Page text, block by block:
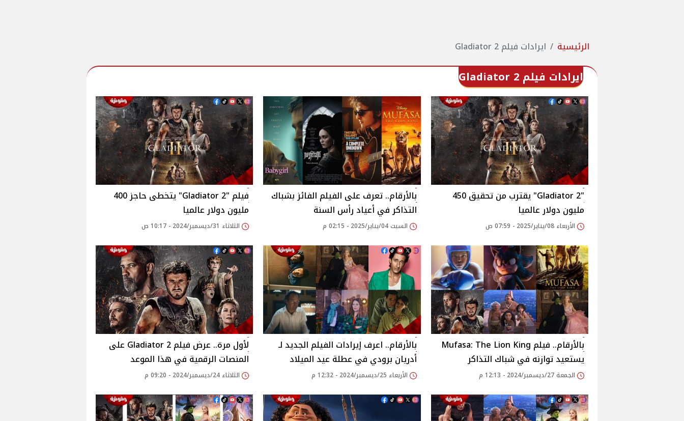
الرئيسية ايرادات فيلم Gladiator 2
ايرادات فيلم Gladiator 2
"Gladiator 2" يقترب من تحقيق 450
مليون دولار عالميا
الأربعاء 08/يناير/2025 - 07:59 ص
بالأرقام.. تعرف على الفيلم الفائز بشباك
التذاكر في أعياد رأس السنة
السبت 04/يناير/2025 - 02:15 م
فيلم "Gladiator 2" يتخطى حاجز 400
مليون دولار عالميا
الثلاثاء 31/ديسمبر/2024 - 10:17 ص
بالأرقام.. فيلم Mufasa: The Lion King
يستعيد توازنه في شباك التذاكر
الجمعة 27/ديسمبر/2024 - 12:13 م
بالأرقام.. اعرف إيرادات الفيلم الجديد لـ
أدريان برودي في عطلة عيد الميلاد
الأربعاء 25/ديسمبر/2024 - 12:32 م
لأول مرة.. عرض فيلم Gladiator 2 على
المنصات الرقمية في هذا الموعد
الثلاثاء 24/ديسمبر/2024 - 09:20 م